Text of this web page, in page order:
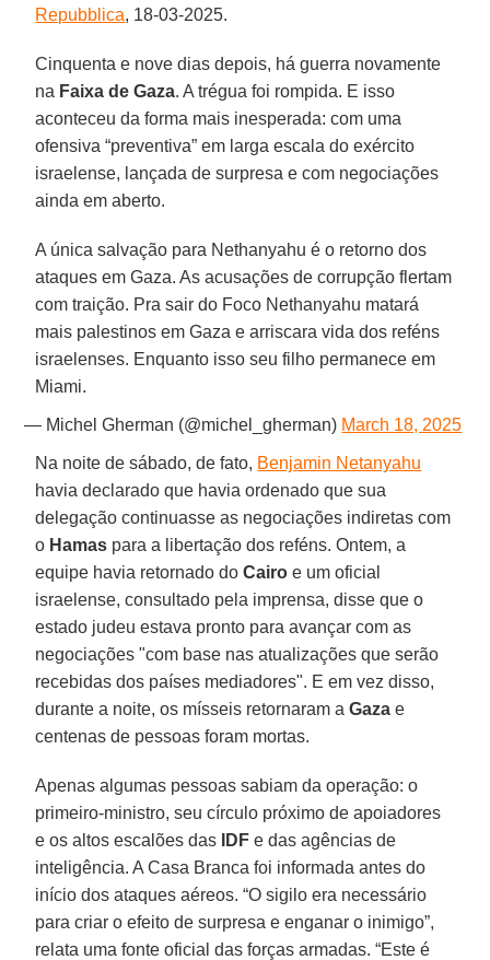
Repubblica, 18-03-2025.
Cinquenta e nove dias depois, há guerra novamente
na Faixa de Gaza. A trégua foi rompida. E isso
aconteceu da forma mais inesperada: com uma
ofensiva “preventiva” em larga escala do exército
israelense, lançada de surpresa e com negociações
ainda em aberto.
A única salvação para Nethanyahu é o retorno dos
ataques em Gaza. As acusações de corrupção flertam
com traição. Pra sair do Foco Nethanyahu matará
mais palestinos em Gaza e arriscara vida dos reféns
israelenses. Enquanto isso seu filho permanece em
Miami.
— Michel Gherman (@michel_gherman) March 18, 2025
Na noite de sábado, de fato, Benjamin Netanyahu
havia declarado que havia ordenado que sua
delegação continuasse as negociações indiretas com
o Hamas para a libertação dos reféns. Ontem, a
equipe havia retornado doCairo e um oficial
israelense, consultado pela imprensa, disse que o
estado judeu estava pronto para avançar com as
negociações "com base nas atualizações que serão
recebidas dos países mediadores". E em vez disso,
durante a noite, os mísseis retornaram aGaza e
centenas de pessoas foram mortas.
Apenas algumas pessoas sabiam da operação: o
primeiro-ministro, seu círculo próximo de apoiadores
e os altos escalões das
IDF e das agências de
inteligência. A Casa Branca foi informada antes do
início dos ataques aéreos. “O sigilo era necessário
para criar o efeito de surpresa e enganar o inimigo”,
relata uma fonte oficial das forças armadas. “Este é